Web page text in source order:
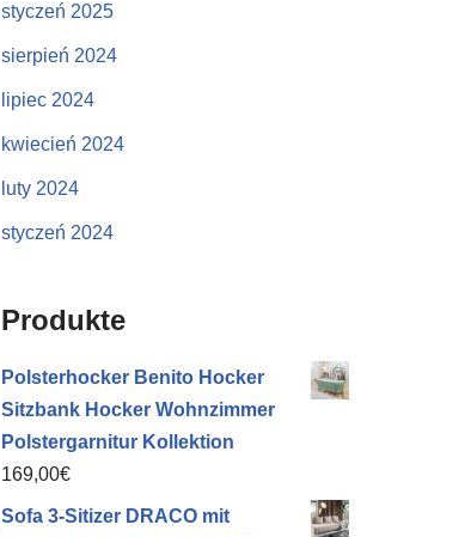
styczeń 2025
sierpień 2024
lipiec 2024
kwiecień 2024
luty 2024
styczeń 2024
Produkte
Polsterhocker Benito Hocker
Sitzbank Hocker Wohnzimmer
Polstergarnitur Kollektion
169,00€
Sofa 3-Sitizer DRACO mit